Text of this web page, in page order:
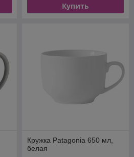
Купить
Кружка Patagonia 650 мл,
белая